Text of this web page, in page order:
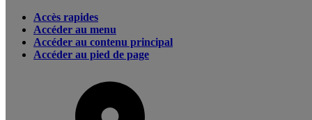
Accès rapides
Accéder au menu
Accéder au contenu principal
Accéder au pied de page